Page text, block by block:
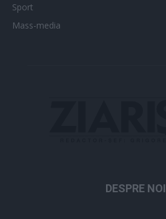
Sport
Mass-media
DESPRE NOI